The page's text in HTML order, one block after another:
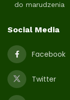
do marudzenia
Social Media
Facebook
Twitter